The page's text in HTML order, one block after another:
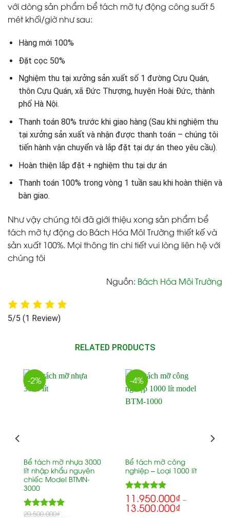
với dòng sản phẩm bể tách mỡ tự động công suất 5
mét khối/giờ như sau:
Hàng mới 100%
Đặt cọc 50%
Nghiệm thu tại xưởng sản xuất số 1 đường Cựu Quán,
thôn Cựu Quán, xã Đức Thượng, huyện Hoài Đức, thành
phố Hà Nội.
Thanh toán 80% trước khi giao hàng (Sau khi nghiệm thu
tại xưởng sản xuất và nhận được thanh toán – chúng tôi
tiến hành vận chuyển và lắp đặt tại dự án theo yêu cầu).
Hoàn thiện lắp đặt + nghiệm thu tại dự án
Thanh toán 100% trong vòng 1 tuần sau khi hoàn thiện và
bàn giao.
Như vậy chúng tôi đã giới thiệu xong sản phẩm bể
tách mỡ tự động do Bách Hóa MôI Trường thiết kế và
sản xuất 100%. Mọi thông tin chi tiết vui lòng liên hệ với
chúng tôi
Nguồn: Bách Hóa Môi Trường
5/5 (1 Review)
RELATED PRODUCTS
-2%
Bể tách mỡ nhựa 3000
lít nhập khẩu nguyên
chiếc Model BTMN-
3000
Rated5.00
20.500.000₫
-4%
Bể tách mỡ công
nghiệp – Loại 1000 lít
Rated5.00
out of 5
11.950.000₫ –
13.500.000₫